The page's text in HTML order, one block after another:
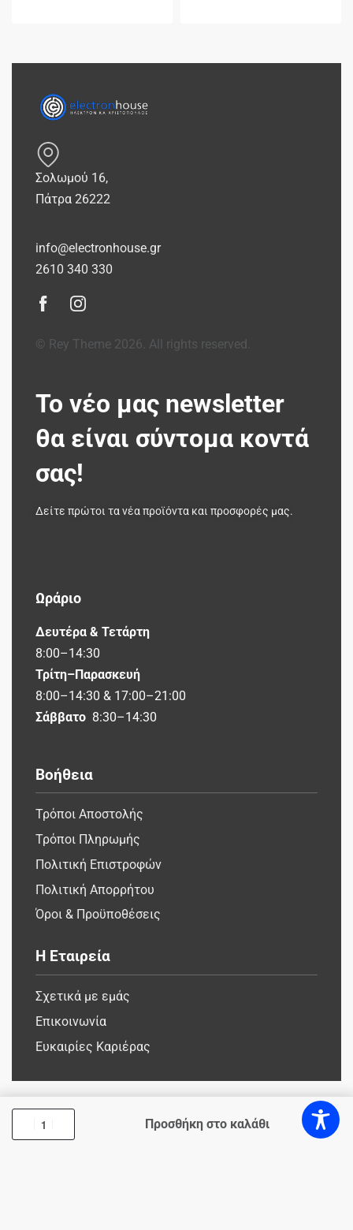
Σολωμού 16,
Πάτρα 26222
info@electronhouse.gr
2610 340 330
© Rey Theme 2026. All rights reserved.
Το νέο μας newsletter
θα είναι σύντομα κοντά
σας!
Δείτε πρώτοι τα νέα προϊόντα και προσφορές μας.
Ωράριο
Δευτέρα & Τετάρτη
8:00–14:30
Τρίτη–Παρασκευή
8:00–14:30 & 17:00–21:00
Σάββατο 8:30–14:30
Βοήθεια
Τρόποι Αποστολής
Τρόποι Πληρωμής
Πολιτική Επιστροφών
Πολιτική Απορρήτου
Όροι & Προϋποθέσεις
Η Εταιρεία
Σχετικά με εμάς
Επικοινωνία
Ευκαιρίες Καριέρας
Προσθήκη στο καλάθι